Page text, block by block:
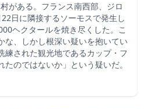
がある。フランス南西部、ジロ
日に隣接するソーモスで発生し
ヘクタールを焼き尽くした。こ
な、しかし根深い疑いを抱いてい
練された観光地であるカップ・フ
のではないか」という疑いだ。